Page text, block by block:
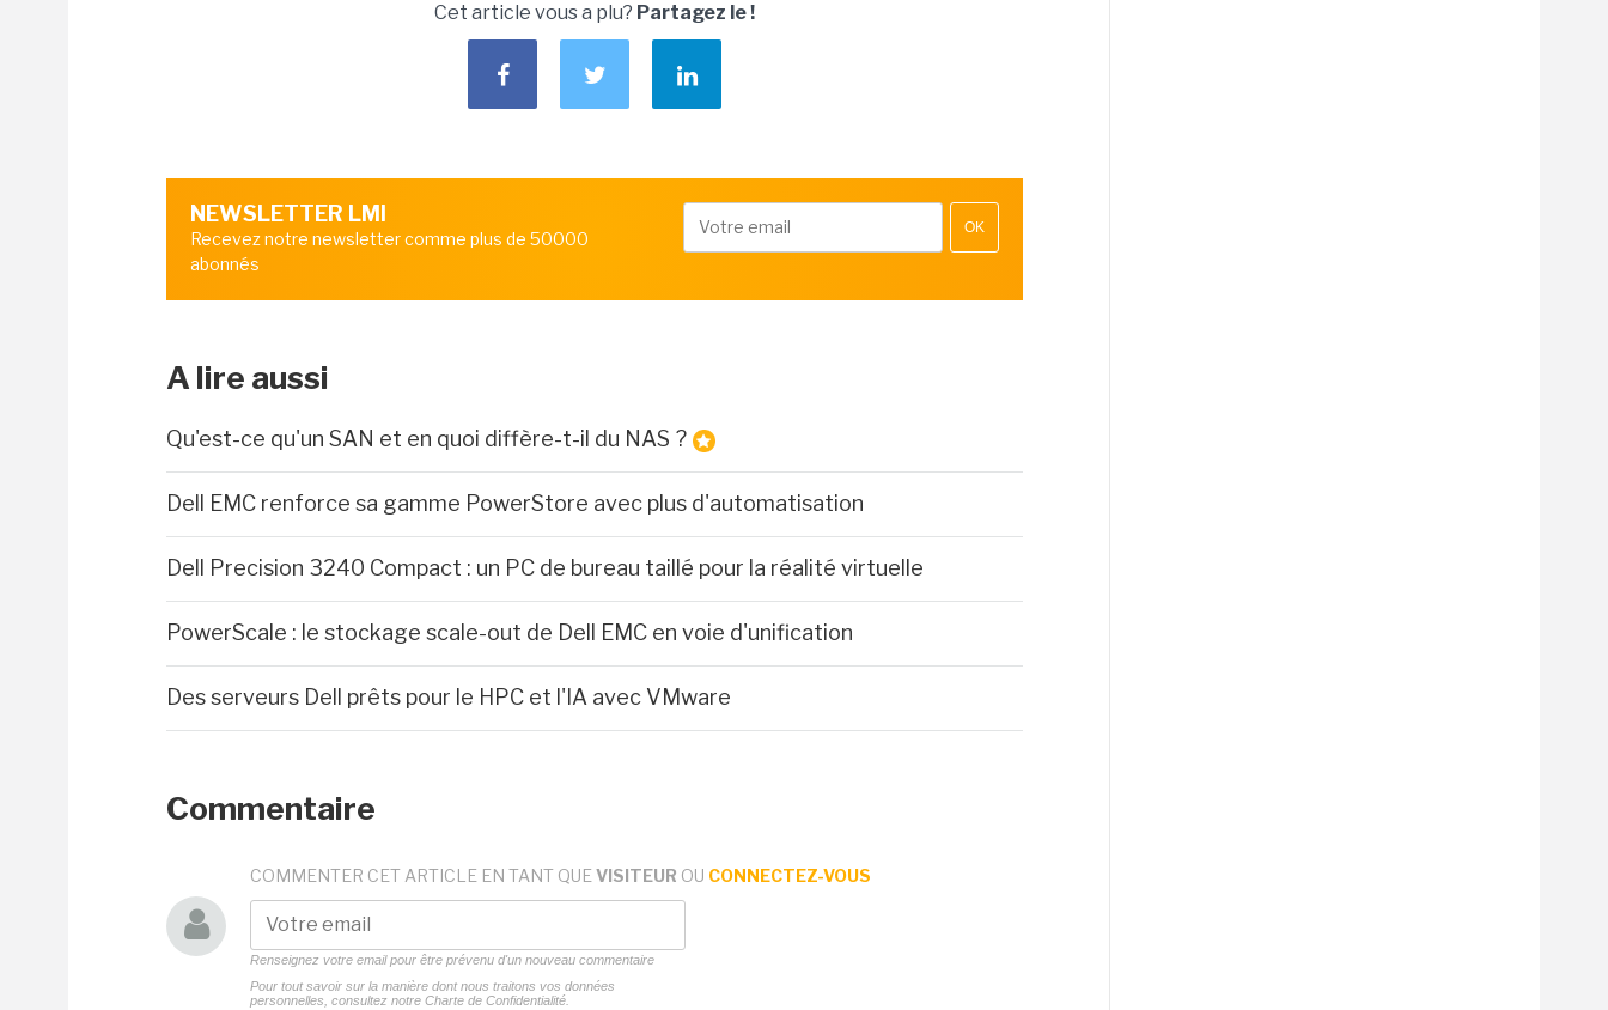
Cet article vous a plu? Partagez le !
NEWSLETTER LMI
Recevez notre newsletter comme plus de 50000
abonnés
OK
A lire aussi
Qu'est-ce qu'un SAN et en quoi diffère-t-il du NAS ?
Dell EMC renforce sa gamme PowerStore avec plus d'automatisation
Dell Precision 3240 Compact : un PC de bureau taillé pour la réalité virtuelle
PowerScale : le stockage scale-out de Dell EMC en voie d'unification
Des serveurs Dell prêts pour le HPC et l'IA avec VMware
Commentaire
COMMENTER CET ARTICLE EN TANT QUE VISITEUR OU CONNECTEZ-VOUS
Renseignez votre email pour être prévenu d'un nouveau commentaire
Pour tout savoir sur la manière dont nous traitons vos données
personnelles, consultez notre Charte de Confidentialité.